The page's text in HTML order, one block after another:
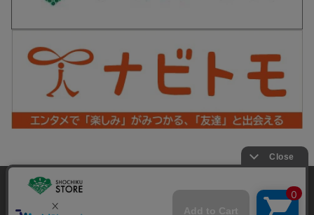
当サイトでは利用体験の向上およびコンテンツの最適な提供、ト
ラフィックの分析を目的としてCookieを使用しています。